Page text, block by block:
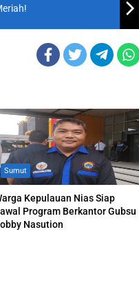
Sumut
Kepulauan Nias Siap
Program Berkantor Gubsu
Nasution